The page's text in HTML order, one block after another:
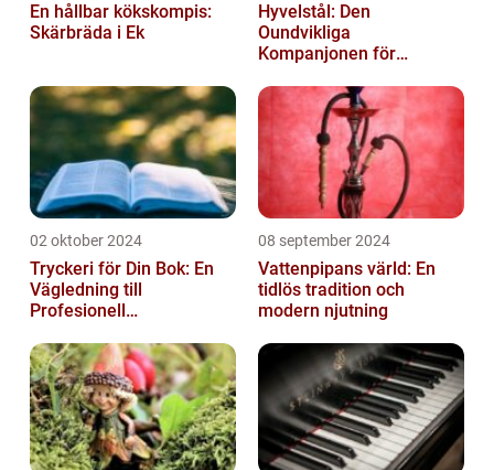
En hållbar kökskompis:
Skärbräda i Ek
Hyvelstål: Den
Oundvikliga
Kompanjonen för
02 oktober 2024
Tryckeri för Din Bok: En
Vägledning till
Profesionell
08 september 2024
Vattenpipans värld: En
tidlös tradition och
modern njutning